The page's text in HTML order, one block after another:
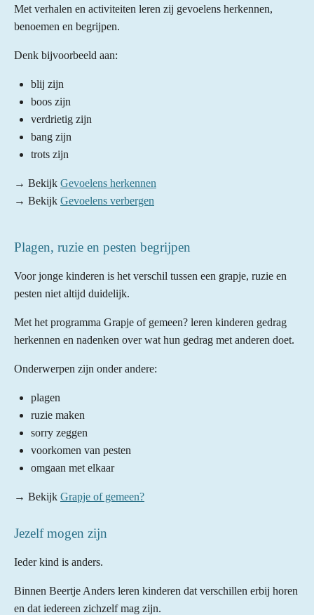
Met verhalen en activiteiten leren zij gevoelens herkennen,
benoemen en begrijpen.
Denk bijvoorbeeld aan:
blij zijn
boos zijn
verdrietig zijn
bang zijn
trots zijn
→ Bekijk Gevoelens herkennen
→ Bekijk Gevoelens verbergen
Plagen, ruzie en pesten begrijpen
Voor jonge kinderen is het verschil tussen een grapje, ruzie en
pesten niet altijd duidelijk.
Met het programma Grapje of gemeen? leren kinderen gedrag
herkennen en nadenken over wat hun gedrag met anderen doet.
Onderwerpen zijn onder andere:
plagen
ruzie maken
sorry zeggen
voorkomen van pesten
omgaan met elkaar
→ Bekijk Grapje of gemeen?
Jezelf mogen zijn
Ieder kind is anders.
Binnen Beertje Anders leren kinderen dat verschillen erbij horen
en dat iedereen zichzelf mag zijn.